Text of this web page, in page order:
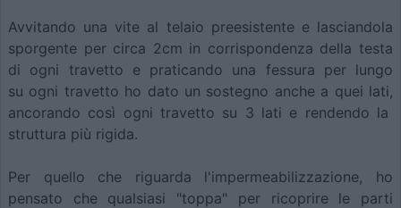
Avvitando una vite al telaio preesistente e lasciandola
sporgente per circa 2cm in corrispondenza della testa
di ogni travetto e praticando una fessura per lungo
su ogni travetto ho dato un sostegno anche a quei lati,
ancorando così ogni travetto su 3 lati e rendendo la
struttura più rigida.
Per quello che riguarda l'impermeabilizzazione, ho
pensato che qualsiasi "toppa" per ricoprire le parti